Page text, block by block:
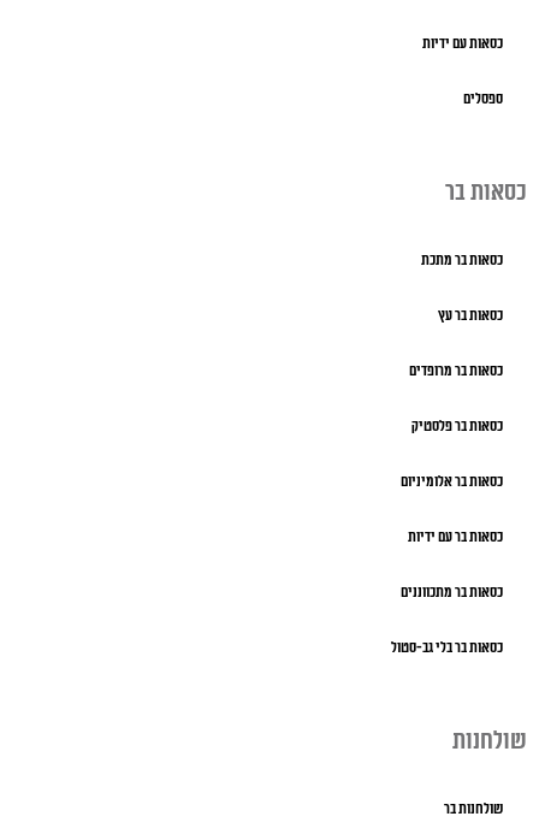
כסאות עם ידיות
ספסלים
כסאות בר
כסאות בר מתכת
כסאות בר עץ
כסאות בר מרופדים
כסאות בר פלסטיק
כסאות בר אלומיניום
כסאות בר עם ידיות
כסאות בר מתכווננים
כסאות בר בלי גב-סטול
שולחנות
שולחנות בר